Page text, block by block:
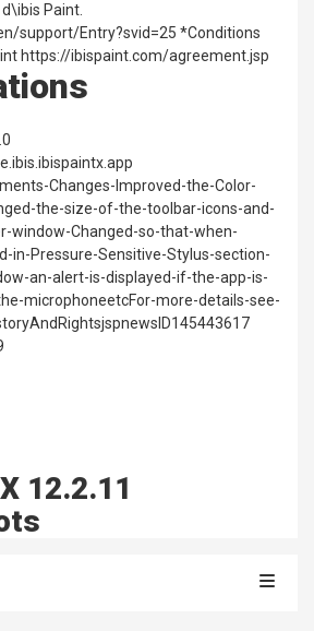
Paint.
support/Entry?svid=25 *Conditions
https://ibispaint.com/agreement.jsp
Changes-Improved-the-Color-
the-size-of-the-toolbar-icons-and-
window-Changed-so-that-when-
in-Pressure-Sensitive-Stylus-section-
an-alert-is-displayed-if-the-app-is-
microphoneetcFor-more-details-see-
12.2.11